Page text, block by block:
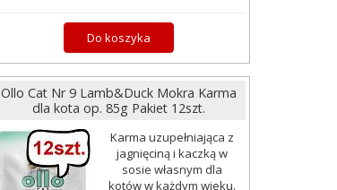
Do koszyka
Ollo Cat Nr 9 Lamb&Duck Mokra Karma
dla kota op. 85g Pakiet 12szt.
Karma uzupełniająca z
jagnięciną i kaczką w
sosie własnym dla
kotów w każdym wieku.